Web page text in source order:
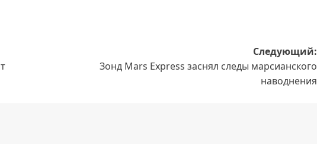
Следующий:
Зонд Mars Express заснял следы марсианского
наводнения